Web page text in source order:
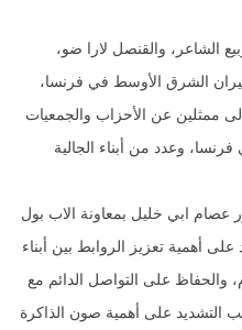
الشاعر، والقنصل لارا ضو،
الشرق الأوسط في فرنسا،
ممثلين عن الأحزاب والجمعيات
فرنسا، وعدد من أبناء الجالية
عصام ابي خليل بمعاونة الاب بول
أهمية تعزيز الروابط بين أبناء
والحفاظ على التواصل الدائم مع
التشديد على أهمية صون الذاكرة